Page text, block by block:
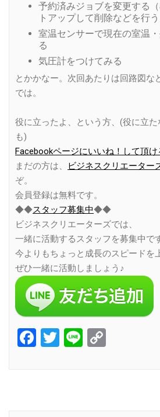
予約済みジョブを変更する
トアップして削除などを行
室温センサーで現在の室温
る
気圧計をつけてみる
とかかなー。次回あたりは回路図な
では。
役に立ったよ、という方、(役に立
も)
Facebookページにいいね！して頂け
まだの方は、
ビジネスクリエーター
ぞ。
会員登録は無料です。
◆◆スタッフ募集中◆◆
ビジネスクリエーターズでは、
一緒に活動するスタッフを募集中で
今よりもちょっと成長のスピードを
ぜひ一緒に活動しましょう♪
Facebook
Twitter
Line